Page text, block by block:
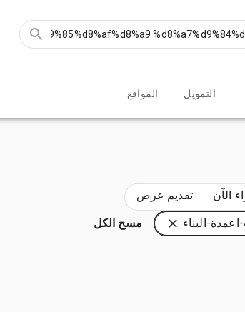
التمويل المواقع
الآن تقديم عرض
البناء
مسح الكل